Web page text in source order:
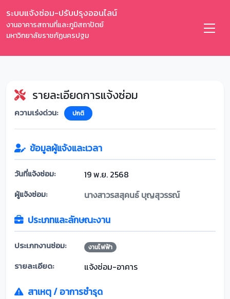
ระบบแจ้งซ่อม-ปรับปรุงออนไลน์
งานอาคารสถานที่และภูมิสถาปัตย์
มหาวิทยาลัยราชภัฏนครปฐม
รายละเอียดการแจ้งซ่อม
ความเร่งด่วน: ปกติ
ข้อมูลผู้แจ้งและเวลา
วันที่แจ้งซ่อม: 19 พ.ย. 2568
ผู้แจ้งซ่อม: นางสาวรสสุคนธ์ บุญสุวรรณ์
ประเภทและลักษณะงาน
ประเภทงานซ่อม: งานไฟฟ้า
รายละเอียด: แจ้งซ่อม-อาคาร
สาเหตุ / อาการชำรุด